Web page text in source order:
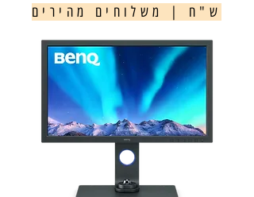
ש"ח | משלוחים מהירים